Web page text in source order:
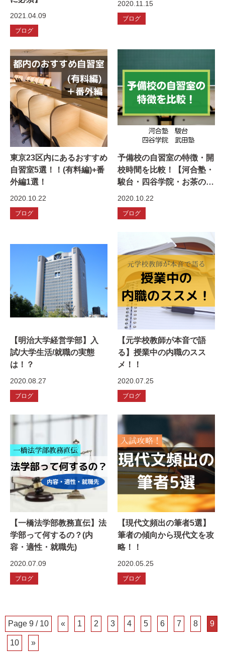
2021.04.09
ブログ
2020.11.15
ブログ
東京23区内にあるおすすめ
自習室5選！！(有料編)+番
外編1選！
2020.10.22
ブログ
予備校の自習室の特徴・開
校時間を比較！【河合塾・
駿台・四谷学院・お茶の水
ゼミナール】
2020.10.22
ブログ
【明治大学経営学部】入
試/大学生活/就職の実態
は！？
2020.08.27
ブログ
【元学校教師が本音で語
る】授業中の内職のスス
メ！！
2020.07.25
ブログ
【一橋法学部教務直伝】法
学部って何するの？(内
容・適性・就職先)
2020.07.09
ブログ
【現代文頻出の筆者5選】
筆者の傾向から現代文を攻
略！！
2020.05.25
ブログ
Page 9 / 10 « 1 2 3 4 5 6 7 8 9
10 »